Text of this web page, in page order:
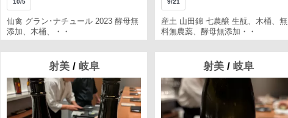
10/5
仙禽 グラン･ナチュール 2023 酵母無
添加、木桶、・・
9/21
産土 山田錦 七農醸 生酛、木桶、
料無農薬、酵母無添加・・
射美 / 岐阜 射美 / 岐阜